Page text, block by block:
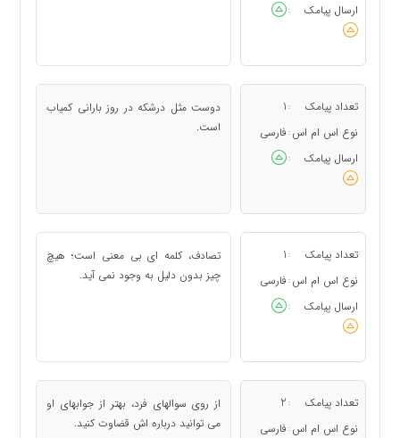
ارسال پیامک
:
تعداد پیامک :
1
نوع اس ام اس : فارسی
ارسال پیامک
:
دوست مثل درشکه در روز بارانی کمیاب
است.
تعداد پیامک :
1
نوع اس ام اس : فارسی
ارسال پیامک
:
تصادف، کلمه ای بی معنی است؛ هیچ
چیز بدون دلیل به وجود نمی آید.
تعداد پیامک :
2
نوع اس ام اس : فارسی
از روی سوالهای فرد، بهتر از جوابهای او
می توانید درباره اش قضاوت کنید.